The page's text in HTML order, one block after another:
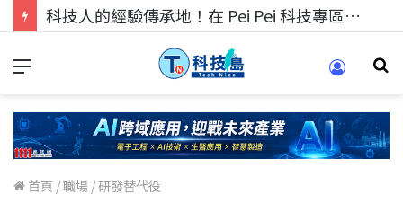
科技人的經驗傳承地！在 Pei Pei 科技專區，與學弟妹交流最硬核的技術
首頁 /職場 / 研發替代役